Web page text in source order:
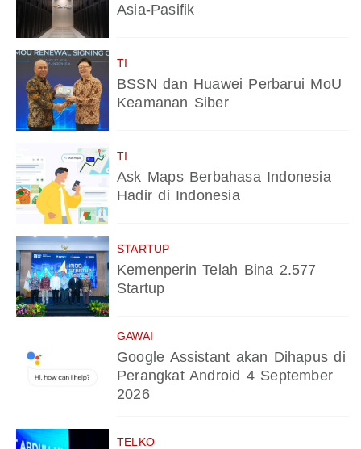
Asia-Pasifik
TI
BSSN dan Huawei Perbarui MoU
Keamanan Siber
TI
Ask Maps Berbahasa Indonesia
Hadir di Indonesia
STARTUP
Kemenperin Telah Bina 2.577
Startup
GAWAI
Google Assistant akan Dihapus di
Perangkat Android 4 September
2026
TELKO